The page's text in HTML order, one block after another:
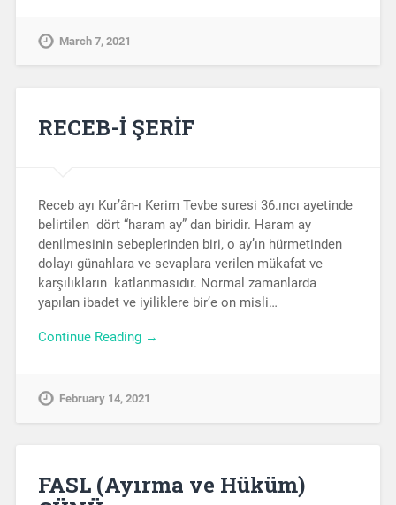
March 7, 2021
RECEB-İ ŞERİF
Receb ayı Kur’ân-ı Kerim Tevbe suresi 36.ıncı ayetinde
belirtilen dört “haram ay” dan biridir. Haram ay
denilmesinin sebeplerinden biri, o ay’ın hürmetinden
dolayı günahlara ve sevaplara verilen mükafat ve
karşılıkların katlanmasıdır. Normal zamanlarda
yapılan ibadet ve iyiliklere bir’e on misli…
Continue Reading →
February 14, 2021
FASL (Ayırma ve Hüküm)